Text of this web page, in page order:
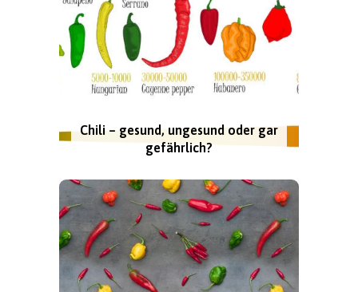
Chili – gesund, ungesund oder gar
gefährlich?